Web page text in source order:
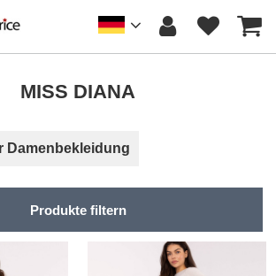
MISS DIANA
Damenbekleidung
Produkte filtern